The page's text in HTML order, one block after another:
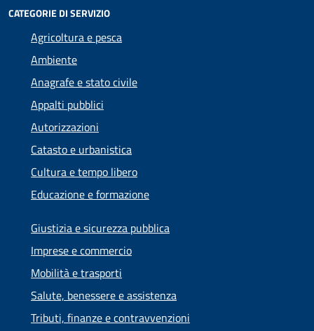
CATEGORIE DI SERVIZIO
Agricoltura e pesca
Ambiente
Anagrafe e stato civile
Appalti pubblici
Autorizzazioni
Catasto e urbanistica
Cultura e tempo libero
Educazione e formazione
Giustizia e sicurezza pubblica
Imprese e commercio
Mobilità e trasporti
Salute, benessere e assistenza
Tributi, finanze e contravvenzioni